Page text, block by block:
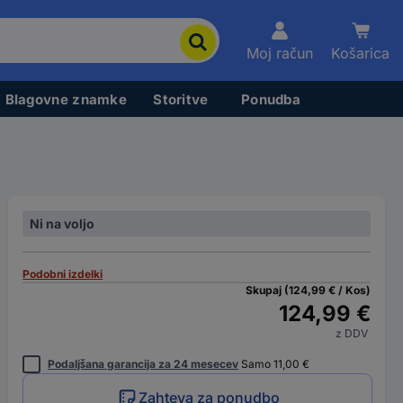
Moj račun Košarica
Blagovne znamke Storitve Ponudba
Ni na voljo
Podobni izdelki
Skupaj (124,99 € / Kos)
124,99 €
z DDV
Podaljšana garancija za 24 mesecev Samo 11,00 €
Zahteva za ponudbo